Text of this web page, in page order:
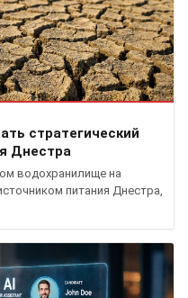
стратегический
Днестра
водохранилище на
питания Днестра,